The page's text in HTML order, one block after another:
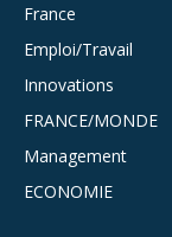
France
Emploi/Travail
Innovations
FRANCE/MONDE
Management
ECONOMIE